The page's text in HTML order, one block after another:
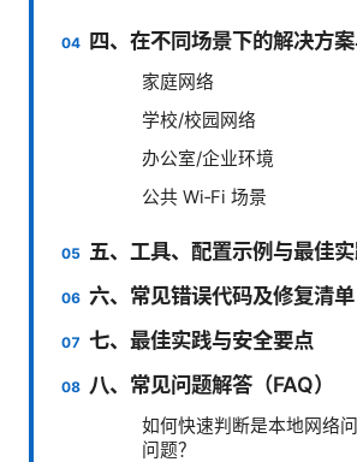
四、在不同场景下的解决方
家庭网络
学校/校园网络
办公室/企业环境
公共 Wi‑Fi 场景
五、工具、配置示例与最佳
六、常见错误代码及修复清单
七、最佳实践与安全要点
八、常见问题解答（FAQ）
如何快速判断是本地网络
问题？